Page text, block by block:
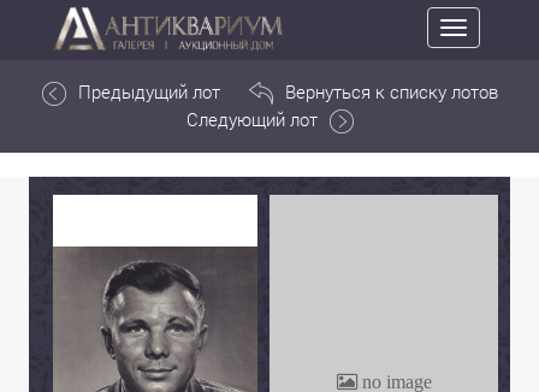
Toggle
navigation
Предыдущий лот
Вернуться к списку лотов
Следующий лот